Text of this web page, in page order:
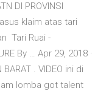
DI PROVINSI
klaim atas tari
Tari Ruai -
By … Apr 29, 2018 ·
. VIDEO ini di
lomba got talent